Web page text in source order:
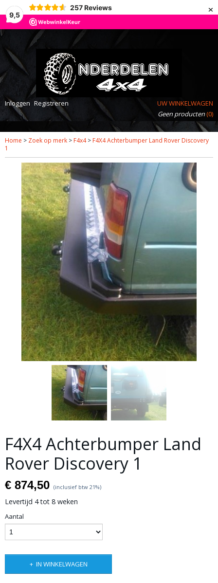
9,5
257 Reviews ×
Inloggen Registreren
UW WINKELWAGEN
Geen producten(0)
Home > Zoek op merk > F4x4> F4X4 Achterbumper Land Rover Discovery
1
F4X4 Achterbumper Land
Rover Discovery 1
€ 874,50 (inclusief btw 21%)
Levertijd 4 tot 8 weken
Aantal
IN WINKELWAGEN